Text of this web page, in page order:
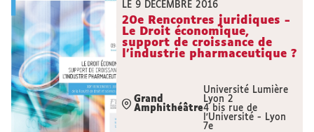
LE 9 DÉCEMBRE 2016
20e Rencontres juridiques -
Le Droit économique,
support de croissance de
l'industrie pharmaceutique ?
Grand
Amphithéâtre
Université Lumière
Lyon 2
4 bis rue de
l'Université - Lyon
7e